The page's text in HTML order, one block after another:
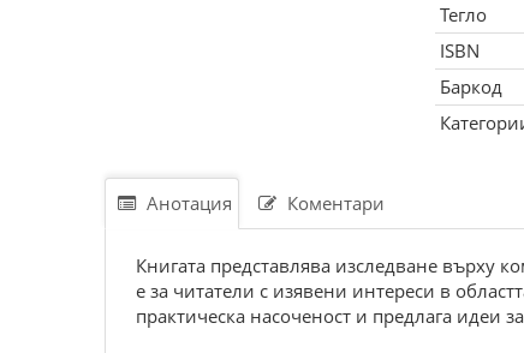
Тегло
ISBN
Баркод
Анотация Коментари
Книгата представлява изследване върху
е за читатели с изявени интереси в
практическа насоченост и предлага идеи